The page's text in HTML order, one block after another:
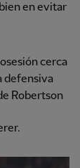
en evitar
cerca
defensiva
Robertson